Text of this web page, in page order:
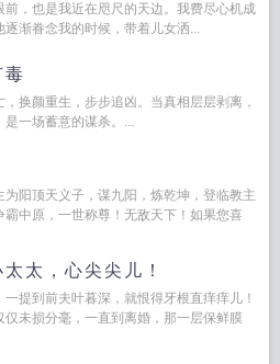
前，也是我近在咫尺的天边。我费尽心机成
逐渐眷念我的时候，带着儿女洒...
毒
换颜重生，步步追凶。当真相层层剥离，
是一场蓄意的谋杀。...
为阳顶天义子，谋九阳，炼乾坤，登临教主
霸中原，一世称尊！无敌天下！如果您喜
太，心尖尖儿！
提到前夫叶暮深，就恨得牙根直痒痒儿！
仅未损分毫，一直到离婚，那一层保鲜膜